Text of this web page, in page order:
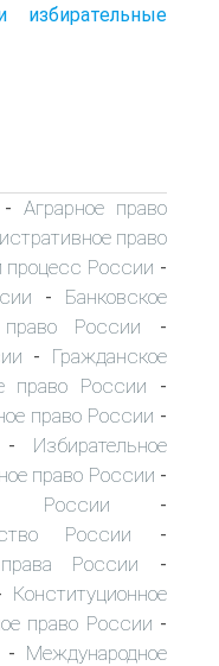
избирательные
- Аграрное право
право
России -
- Банковское
России -
- Гражданское
право России -
право России -
- Избирательное
право России -
России -
России -
России -
Конституционное
право России -
- Международное